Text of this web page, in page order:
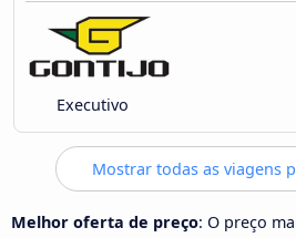
Executivo
Mostrar todas as viagens
Melhor oferta de preço: O preço